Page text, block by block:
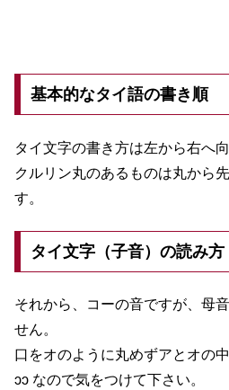
基本的なタイ語の書き順
タイ文字の書き方は左から右へ向
クルリン丸のあるものは丸から
す。
タイ文字（子音）の読み方
それから、コーの音ですが、母
せん。
口をオのように丸めずアとオの
ɔɔ なので気をつけて下さい。